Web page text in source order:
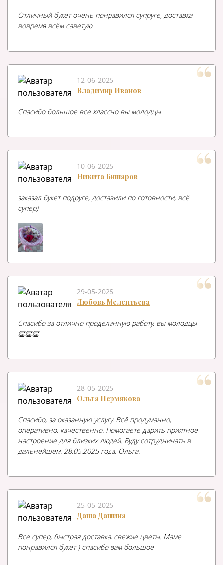
Отличный букет очень понравился супруге, доставка
вовремя всём саветую
12-06-2025
Владимир Иванов
Спасибо большое все классно вы молодцы
10-06-2025
Никита Бишаров
заказал букет подруге, доставили по готовности, всё
супер)
29-05-2025
Любовь Мелентьева
Спасибо за отлично проделанную работу, вы молодцы
👏👏👏
28-05-2025
Ольга Пермякова
Спасибо, за оказанную услугу. Всё продуманно,
оперативно, качественно. Помогаете дарить приятное
настроение для близких людей. Буду сотрудничать в
дальнейшем. 28.05.2025 года. Ольга.
25-05-2025
Даша Дашина
Все супер, быстрая доставка, свежие цветы. Маме
понравился букет ) спасибо вам большое